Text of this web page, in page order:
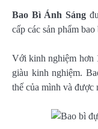
Bao Bì Ánh Sáng
cấp các sản phẩm
Với kinh nghiệm hơn
giàu kinh nghiệm.
thế của mình và được